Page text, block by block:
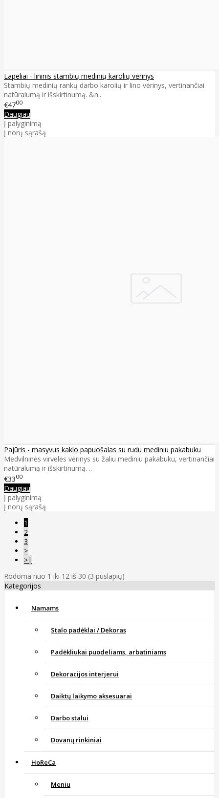
Lapeliai - lininis stambių medinių karolių vėrinys
Stambių medinių rankų darbo karolių ir lino vėrinys, vertinančiai
natūralumą ir išskirtinumą. &n..
€4700
Daugiau
Į palyginimą
Į norų sąrašą
Pajūris - masyvus kaklo papuošalas su rudu mediniu pakabuku
Medvilninės virvelės vėrinys su žaliu mediniu pakabuku, vertinančiai
natūralumą ir išskirtinumą. ..
€3300
Daugiau
Į palyginimą
Į norų sąrašą
1
2
3
>
>|
Rodoma nuo 1 iki 12 iš 30 (3 puslapių)
Kategorijos
Namams
Stalo padėklai / Dekoras
Padėkliukai puodeliams, arbatiniams
Dekoracijos interjerui
Daiktų laikymo aksesuarai
Darbo stalui
Dovanų rinkiniai
HoReCa
Meniu